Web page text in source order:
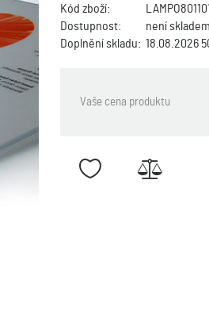
Kód zboží:
Dostupnost:
není skladem
Doplnění skladu: 18.08.2026
Vaše cena produktu